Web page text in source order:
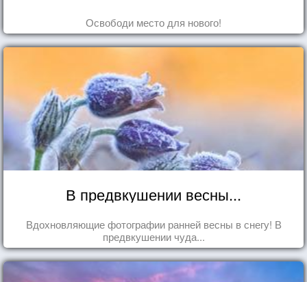
Освободи место для нового!
В предвкушении весны...
Вдохновляющие фотографии ранней весны в снегу! В
предвкушении чуда...